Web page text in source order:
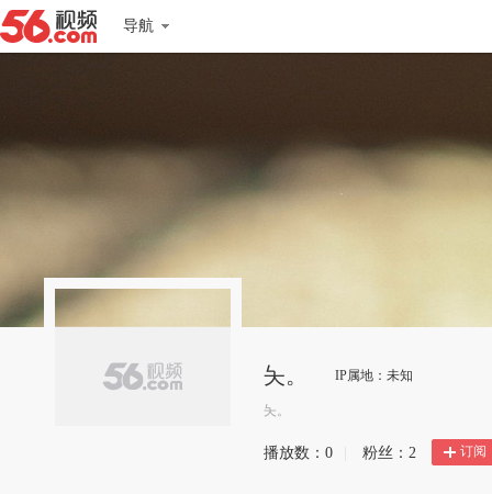
导航
夨。 IP属地：未知
夨。
播放数： 0 粉丝： 2 订阅